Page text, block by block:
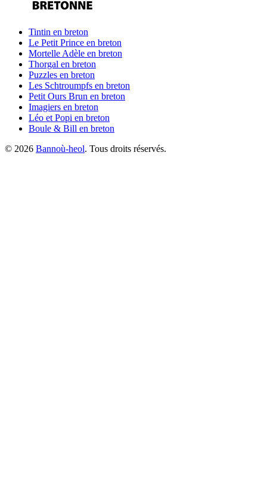
Tintin en breton
Le Petit Prince en breton
Mortelle Adèle en breton
Thorgal en breton
Puzzles en breton
Les Schtroumpfs en breton
Petit Ours Brun en breton
Imagiers en breton
Léo et Popi en breton
Boule & Bill en breton
© 2026 Bannoù-heol. Tous droits réservés.